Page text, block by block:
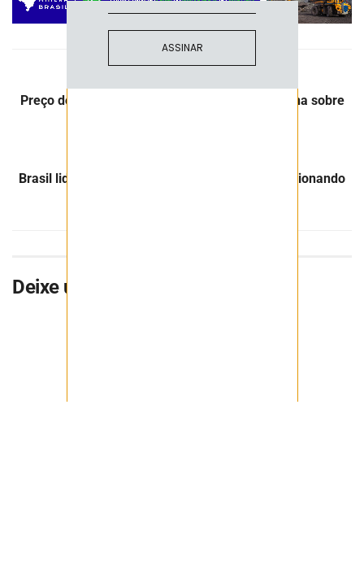
Preço do minério de ferro cai com aviso da China sobre
Brasil lidera produção mundial de Nióbio impulsionando
Deixe uma resposta
ASSINAR